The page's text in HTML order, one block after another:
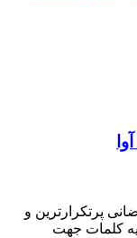
رمضانی پرتکرارترین و
کلمات جهت